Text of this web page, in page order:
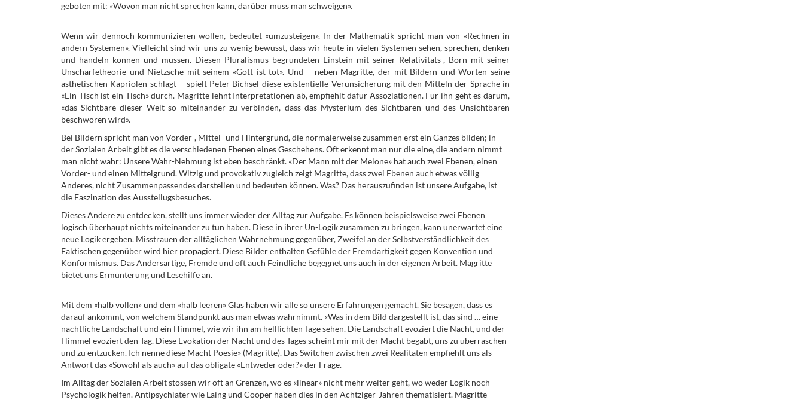
geboten mit: «Wovon man nicht sprechen kann, darüber muss man schweigen».
Wenn wir dennoch kommunizieren wollen, bedeutet «umzusteigen». In der Mathematik spricht man von «Rechnen in
andern Systemen». Vielleicht sind wir uns zu wenig bewusst, dass wir heute in vielen Systemen sehen, sprechen, denken
und handeln können und müssen. Diesen Pluralismus begründeten Einstein mit seiner Relativitäts-, Born mit seiner
Unschärfetheorie und Nietzsche mit seinem «Gott ist tot». Und – neben Magritte, der mit Bildern und Worten seine
ästhetischen Kapriolen schlägt – spielt Peter Bichsel diese existentielle Verunsicherung mit den Mitteln der Sprache in
«Ein Tisch ist ein Tisch» durch. Magritte lehnt Interpretationen ab, empfiehlt dafür Assoziationen. Für ihn geht es darum,
«das Sichtbare dieser Welt so miteinander zu verbinden, dass das Mysterium des Sichtbaren und des Unsichtbaren
beschworen wird».
Bei Bildern spricht man von Vorder-, Mittel- und Hintergrund, die normalerweise zusammen erst ein Ganzes bilden; in
der Sozialen Arbeit gibt es die verschiedenen Ebenen eines Geschehens. Oft erkennt man nur die eine, die andern nimmt
man nicht wahr: Unsere Wahr-Nehmung ist eben beschränkt. «Der Mann mit der Melone» hat auch zwei Ebenen, einen
Vorder- und einen Mittelgrund. Witzig und provokativ zugleich zeigt Magritte, dass zwei Ebenen auch etwas völlig
Anderes, nicht Zusammenpassendes darstellen und bedeuten können. Was? Das herauszufinden ist unsere Aufgabe, ist
die Faszination des Ausstellugsbesuches.
Dieses Andere zu entdecken, stellt uns immer wieder der Alltag zur Aufgabe. Es können beispielsweise zwei Ebenen
logisch überhaupt nichts miteinander zu tun haben. Diese in ihrer Un-Logik zusammen zu bringen, kann unerwartet eine
neue Logik ergeben. Misstrauen der alltäglichen Wahrnehmung gegenüber, Zweifel an der Selbstverständlichkeit des
Faktischen gegenüber wird hier propagiert. Diese Bilder enthalten Gefühle der Fremdartigkeit gegen Konvention und
Konformismus. Das Andersartige, Fremde und oft auch Feindliche begegnet uns auch in der eigenen Arbeit. Magritte
bietet uns Ermunterung und Lesehilfe an.
Mit dem «halb vollen» und dem «halb leeren» Glas haben wir alle so unsere Erfahrungen gemacht. Sie besagen, dass es
darauf ankommt, von welchem Standpunkt aus man etwas wahrnimmt. «Was in dem Bild dargestellt ist, das sind … eine
nächtliche Landschaft und ein Himmel, wie wir ihn am helllichten Tage sehen. Die Landschaft evoziert die Nacht, und der
Himmel evoziert den Tag. Diese Evokation der Nacht und des Tages scheint mir mit der Macht begabt, uns zu überraschen
und zu entzücken. Ich nenne diese Macht Poesie» (Magritte). Das Switchen zwischen zwei Realitäten empfiehlt uns als
Antwort das «Sowohl als auch» auf das obligate «Entweder oder?» der Frage.
Im Alltag der Sozialen Arbeit stossen wir oft an Grenzen, wo es «linear» nicht mehr weiter geht, wo weder Logik noch
Psychologik helfen. Antipsychiater wie Laing und Cooper haben dies in den Achtziger-Jahren thematisiert. Magritte